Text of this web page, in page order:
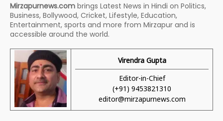
Mirzapurnews.com brings Latest News in Hindi on Politics,
Business, Bollywood, Cricket, Lifestyle, Education,
Entertainment, sports and more from Mirzapur and is
accessible around the world.
Virendra Gupta
Editor-in-Chief
(+91) 9453821310
editor@mirzapurnews.com